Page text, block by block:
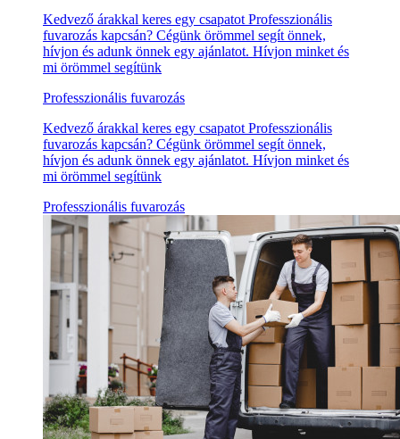
Kedvező árakkal keres egy csapatot Professzionális
fuvarozás kapcsán? Cégünk örömmel segít önnek,
hívjon és adunk önnek egy ajánlatot. Hívjon minket és
mi örömmel segítünk
Professzionális fuvarozás
Kedvező árakkal keres egy csapatot Professzionális
fuvarozás kapcsán? Cégünk örömmel segít önnek,
hívjon és adunk önnek egy ajánlatot. Hívjon minket és
mi örömmel segítünk
Professzionális fuvarozás